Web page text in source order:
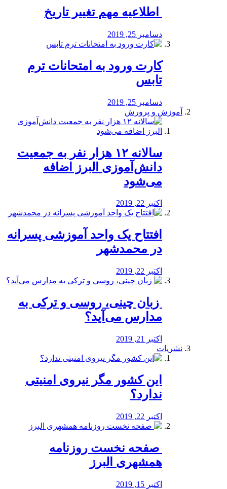
️ اطلاعیه مهم تغییر تاریخ
دسامبر 25, 2019
کارت ورود به امتحانات ترم
تابس
دسامبر 25, 2019
آموزش و پرورش
️سالانه ۱۲ هزار نفر به جمعیت
دانش‌آموزی البرز اضافه
می‌شود
اکتبر 22, 2019
افتتاح یک واحد آموزشی پسرانه
در محمدشهر
اکتبر 22, 2019
️ زبان چینی، روسی و ترکی به
مدارس می‌آید؟
اکتبر 21, 2019
نشریات
این کشور مگر نیروی امنیتی
ندارد؟
اکتبر 22, 2019
️ صفحه نخست روزنامه‌
همشهری البرز
اکتبر 15, 2019